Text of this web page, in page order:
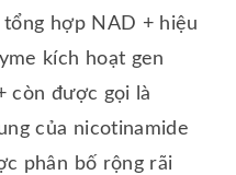
hợp NAD + hiệu
kích hoạt gen
còn được gọi là
của nicotinamide
phân bố rộng rãi